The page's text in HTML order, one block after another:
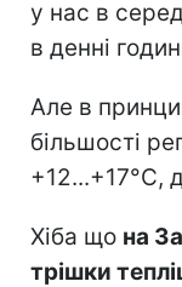
у нас в
в денні
Але в
більшості
+12...+17°C,
Хіба що на
трішки